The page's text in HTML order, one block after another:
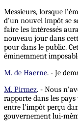
Messieurs, lorsque
d’un nouvel impôt se
faire les intéressés
nouveau jour dans
pour dans le public.
éminemment
M. de Haerne. - Je
M. Pirmez. - Nous
rapporte dans les pays
entre l’impôt perçu
gouvernement lui-